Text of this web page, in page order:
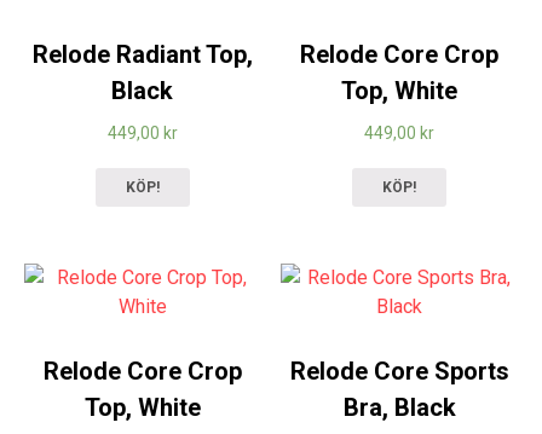
Relode Radiant Top,
Black
449,00 kr
KÖP!
Relode Core Crop
Top, White
449,00 kr
KÖP!
Relode Core Crop
Top, White
Relode Core Sports
Bra, Black